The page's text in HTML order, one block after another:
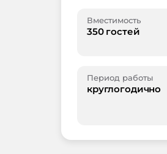
Вместимость
350 гостей
Период работы
круглогодично